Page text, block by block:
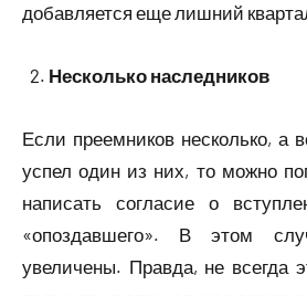
добавляется еще лишний
Несколько наследников
Если преемников несколько, а
успел один из них, то можно
написать согласие о
«опоздавшего». В этом
увеличены. Правда, не всегда